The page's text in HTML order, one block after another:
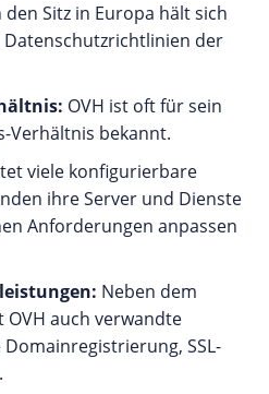
mehrerer
Besonderheit:
Eine Besonderheit der
Angebote stellen die
Kunden haben die
monatliche Verträge
oder durch jährliche
anfallenden Kosten
im Fokus:
Alfahosting besonderen
Ein Team von
Montag bis Freitag von
Samstag und Sonntag von
den Sitz in Europa hält sich
Datenschutzrichtlinien der
OVH ist oft für sein
Verhältnis bekannt.
viele konfigurierbare
ihre Server und Dienste
Anforderungen anpassen
Neben dem
auch verwandte
SSL-